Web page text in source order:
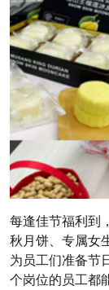
每逢佳节福利到
秋月饼、专属女
为员工们准备节
个岗位的员工都